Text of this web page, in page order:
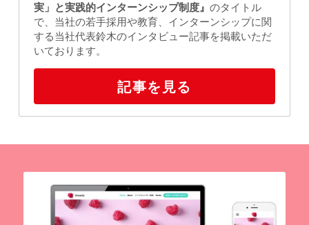
実」と実践的インターンシップ制度』 のタイトル
で、当社の若手採用や教育、インターンシップに関
する当社代表鈴木のインタビュー記事を掲載いただ
いております。
記事を見る